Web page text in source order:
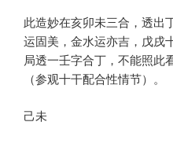
此造妙在亥卯未三合，透出
运固美，金水运亦吉，戊戌
局透一壬字合丁，不能照此
（参观十干配合性情节）。
己未